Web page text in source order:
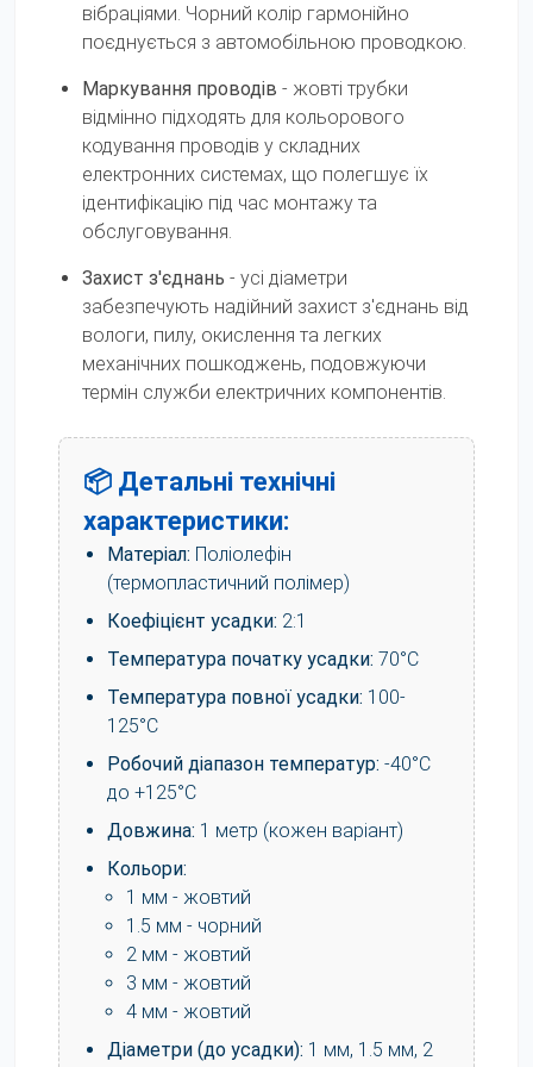
вібраціями. Чорний колір гармонійно
поєднується з автомобільною проводкою.
Маркування проводів - жовті трубки
відмінно підходять для кольорового
кодування проводів у складних
електронних системах, що полегшує їх
ідентифікацію під час монтажу та
обслуговування.
Захист з'єднань - усі діаметри
забезпечують надійний захист з'єднань від
вологи, пилу, окислення та легких
механічних пошкоджень, подовжуючи
термін служби електричних компонентів.
📦 Детальні технічні
характеристики:
Матеріал: Поліолефін
(термопластичний полімер)
Коефіцієнт усадки: 2:1
Температура початку усадки: 70°C
Температура повної усадки: 100-
125°C
Робочий діапазон температур: -40°C
до +125°C
Довжина: 1 метр (кожен варіант)
Кольори:
1 мм - жовтий
1.5 мм - чорний
2 мм - жовтий
3 мм - жовтий
4 мм - жовтий
Діаметри (до усадки): 1 мм, 1.5 мм, 2